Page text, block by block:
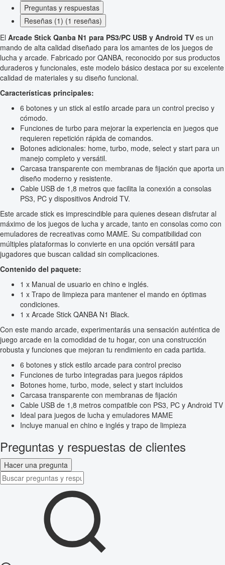
Preguntas y respuestas
Reseñas (1) (1 reseñas)
El Arcade Stick Qanba N1 para PS3/PC USB y Android TV es un
mando de alta calidad diseñado para los amantes de los juegos de
lucha y arcade. Fabricado por QANBA, reconocido por sus productos
duraderos y funcionales, este modelo básico destaca por su excelente
calidad de materiales y su diseño funcional.
Características principales:
6 botones y un stick al estilo arcade para un control preciso y
cómodo.
Funciones de turbo para mejorar la experiencia en juegos que
requieren repetición rápida de comandos.
Botones adicionales: home, turbo, mode, select y start para un
manejo completo y versátil.
Carcasa transparente con membranas de fijación que aporta un
diseño moderno y resistente.
Cable USB de 1,8 metros que facilita la conexión a consolas
PS3, PC y dispositivos Android TV.
Este arcade stick es imprescindible para quienes desean disfrutar al
máximo de los juegos de lucha y arcade, tanto en consolas como con
emuladores de recreativas como MAME. Su compatibilidad con
múltiples plataformas lo convierte en una opción versátil para
jugadores que buscan calidad sin complicaciones.
Contenido del paquete:
1 x Manual de usuario en chino e inglés.
1 x Trapo de limpieza para mantener el mando en óptimas
condiciones.
1 x Arcade Stick QANBA N1 Black.
Con este mando arcade, experimentarás una sensación auténtica de
juego arcade en la comodidad de tu hogar, con una construcción
robusta y funciones que mejoran tu rendimiento en cada partida.
6 botones y stick estilo arcade para control preciso
Funciones de turbo integradas para juegos rápidos
Botones home, turbo, mode, select y start incluidos
Carcasa transparente con membranas de fijación
Cable USB de 1,8 metros compatible con PS3, PC y Android TV
Ideal para juegos de lucha y emuladores MAME
Incluye manual en chino e inglés y trapo de limpieza
Preguntas y respuestas de clientes
Hacer una pregunta